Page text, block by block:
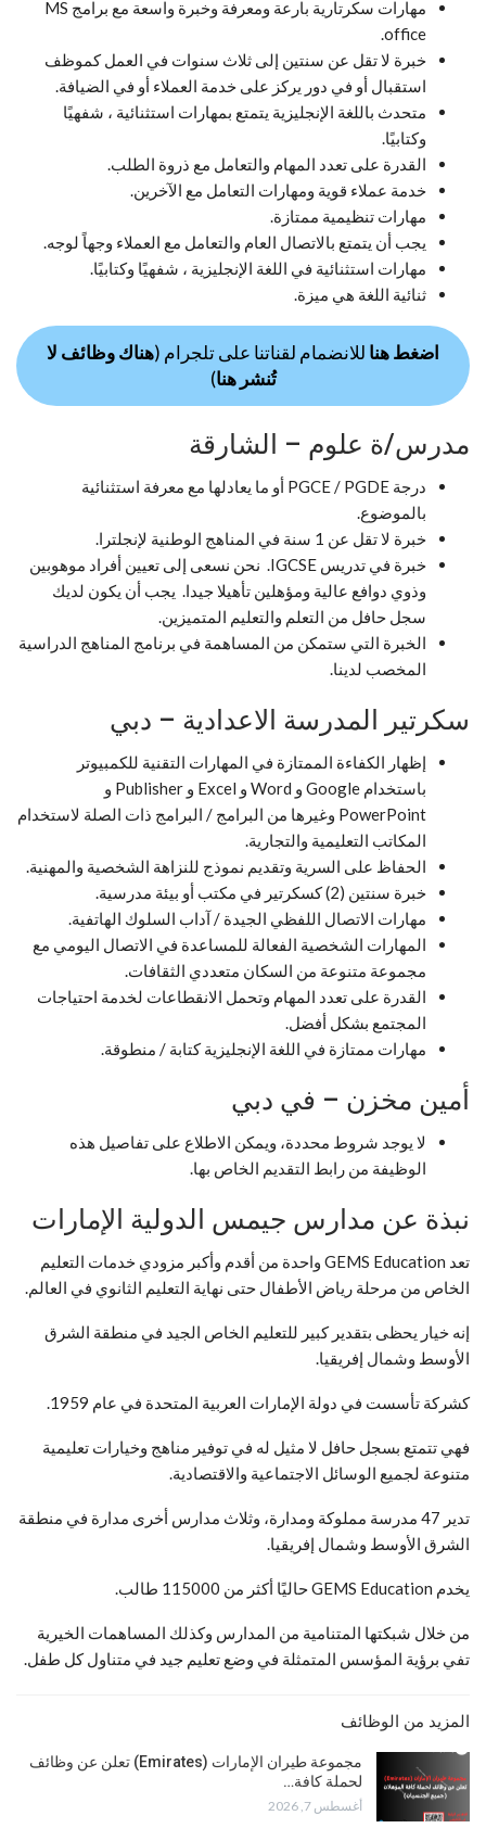
مهارات سكرتارية بارعة ومعرفة وخبرة واسعة مع برامج MS
office.
خبرة لا تقل عن سنتين إلى ثلاث سنوات في العمل كموظف
استقبال أو في دور يركز على خدمة العملاء أو في الضيافة.
متحدث باللغة الإنجليزية يتمتع بمهارات استثنائية ، شفهيًا
وكتابيًا.
القدرة على تعدد المهام والتعامل مع ذروة الطلب.
خدمة عملاء قوية ومهارات التعامل مع الآخرين.
مهارات تنظيمية ممتازة.
يجب أن يتمتع بالاتصال العام والتعامل مع العملاء وجهاً لوجه.
مهارات استثنائية في اللغة الإنجليزية ، شفهيًا وكتابيًا.
ثنائية اللغة هي ميزة.
اضغط هنا للانضمام لقناتنا على تلجرام (هناك وظائف لا
تُنشر هنا)
مدرس/ة علوم – الشارقة
درجة PGCE / PGDE أو ما يعادلها مع معرفة استثنائية
بالموضوع.
خبرة لا تقل عن 1 سنة في المناهج الوطنية لإنجلترا.
خبرة في تدريس IGCSE. نحن نسعى إلى تعيين أفراد موهوبين
وذوي دوافع عالية ومؤهلين تأهيلا جيدا. يجب أن يكون لديك
سجل حافل من التعلم والتعليم المتميزين.
الخبرة التي ستمكن من المساهمة في برنامج المناهج الدراسية
المخصب لدينا.
سكرتير المدرسة الاعدادية – دبي
إظهار الكفاءة الممتازة في المهارات التقنية للكمبيوتر
باستخدام Google و Word و Excel و Publisher و
PowerPoint وغيرها من البرامج / البرامج ذات الصلة لاستخدام
المكاتب التعليمية والتجارية.
الحفاظ على السرية وتقديم نموذج للنزاهة الشخصية والمهنية.
خبرة سنتين (2) كسكرتير في مكتب أو بيئة مدرسية.
مهارات الاتصال اللفظي الجيدة / آداب السلوك الهاتفية.
المهارات الشخصية الفعالة للمساعدة في الاتصال اليومي مع
مجموعة متنوعة من السكان متعددي الثقافات.
القدرة على تعدد المهام وتحمل الانقطاعات لخدمة احتياجات
المجتمع بشكل أفضل.
مهارات ممتازة في اللغة الإنجليزية كتابة / منطوقة.
أمين مخزن – في دبي
لا يوجد شروط محددة، ويمكن الاطلاع على تفاصيل هذه
الوظيفة من رابط التقديم الخاص بها.
نبذة عن مدارس جيمس الدولية الإمارات
تعد GEMS Education واحدة من أقدم وأكبر مزودي خدمات التعليم
الخاص من مرحلة رياض الأطفال حتى نهاية التعليم الثانوي في العالم.
إنه خيار يحظى بتقدير كبير للتعليم الخاص الجيد في منطقة الشرق
الأوسط وشمال إفريقيا.
كشركة تأسست في دولة الإمارات العربية المتحدة في عام 1959.
فهي تتمتع بسجل حافل لا مثيل له في توفير مناهج وخيارات تعليمية
متنوعة لجميع الوسائل الاجتماعية والاقتصادية.
تدير 47 مدرسة مملوكة ومدارة، وثلاث مدارس أخرى مدارة في منطقة
الشرق الأوسط وشمال إفريقيا.
يخدم GEMS Education حاليًا أكثر من 115000 طالب.
من خلال شبكتها المتنامية من المدارس وكذلك المساهمات الخيرية
تفي برؤية المؤسس المتمثلة في وضع تعليم جيد في متناول كل طفل.
المزيد من الوظائف
مجموعة طيران الإمارات (Emirates) تعلن عن وظائف
لحملة كافة…
أغسطس 7, 2026